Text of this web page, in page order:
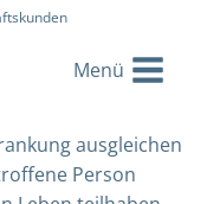
ausgleichen
Person